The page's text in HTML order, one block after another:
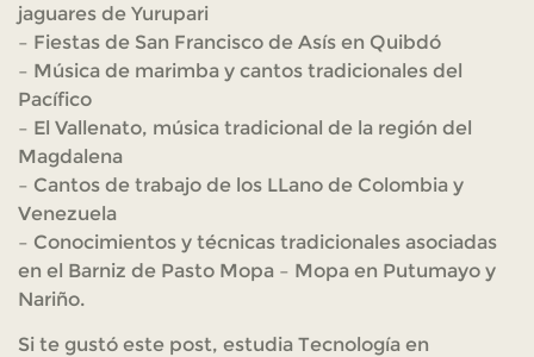
jaguares de Yurupari
– Fiestas de San Francisco de Asís en Quibdó
– Música de marimba y cantos tradicionales del
Pacífico
– El Vallenato, música tradicional de la región del
Magdalena
– Cantos de trabajo de los LLano de Colombia y
Venezuela
– Conocimientos y técnicas tradicionales asociadas
en el Barniz de Pasto Mopa – Mopa en Putumayo y
Nariño.
Si te gustó este post, estudia Tecnología en